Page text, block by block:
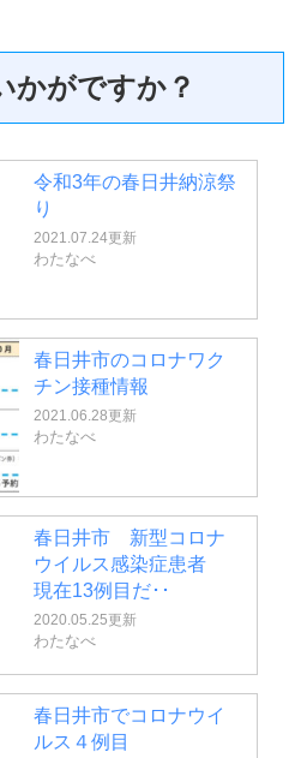
かがですか？
令和3年の春日井納涼祭
り
2021.07.24更新
わたなべ
春日井市のコロナワク
チン接種情報
2021.06.28更新
わたなべ
春日井市 新型コロナ
ウイルス感染症患者
現在13例目だ･･
2020.05.25更新
わたなべ
春日井市でコロナウイ
ルス４例目